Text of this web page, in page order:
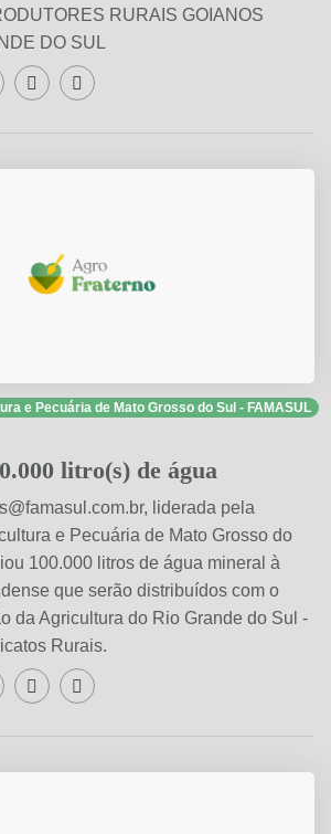
RURAIS GOIANOS
DO SUL
Compartilhar WhatsApp
Compartilhar Facebook
Compartilhar Twitter
e Pecuária de Mato Grosso do Sul - FAMASUL
litro(s) de água
, liderada pela
e Pecuária de Mato Grosso do
100.000 litros de água mineral à
que serão distribuídos com o
da Agricultura do Rio Grande do Sul -
Rurais.
Compartilhar WhatsApp
Compartilhar Facebook
Compartilhar Twitter